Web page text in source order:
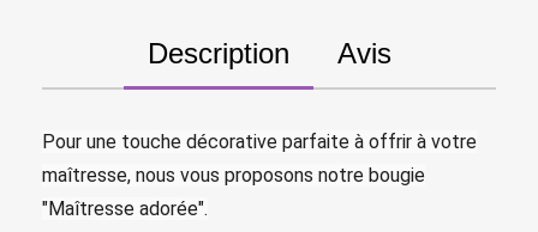
Description Avis
Pour une touche décorative parfaite à offrir à votre
maîtresse, nous vous proposons notre bougie
"Maîtresse adorée".